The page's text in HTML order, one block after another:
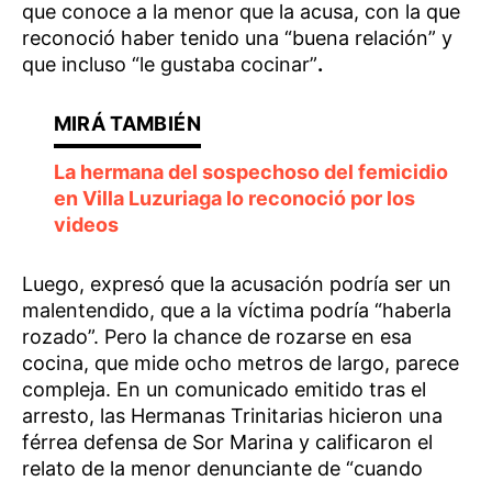
que conoce a la menor que la acusa, con la que
reconoció haber tenido una “buena relación” y
que incluso “le gustaba cocinar”.
La hermana del sospechoso del femicidio
en Villa Luzuriaga lo reconoció por los
videos
Luego, expresó que la acusación podría ser un
malentendido, que a la víctima podría “haberla
rozado”. Pero la chance de rozarse en esa
cocina, que mide ocho metros de largo, parece
compleja. En un comunicado emitido tras el
arresto, las Hermanas Trinitarias hicieron una
férrea defensa de Sor Marina y calificaron el
relato de la menor denunciante de “cuando